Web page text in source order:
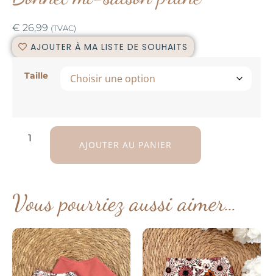
€ 26,99 (TVAC)
AJOUTER À MA LISTE DE SOUHAITS
Taille
AJOUTER AU PANIER
Vous pourriez aussi aimer…